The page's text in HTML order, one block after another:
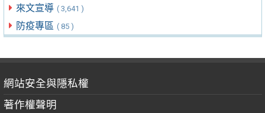
來文宣導 ( 3,641 )
防疫專區 ( 85 )
網站安全與隱私權
著作權聲明